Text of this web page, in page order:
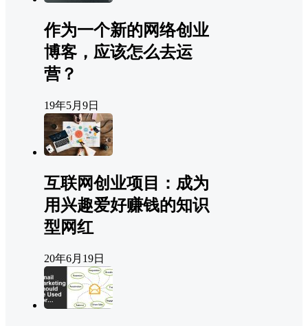
作为一个新的网络创业
博客，应该怎么去运
营？
19年5月9日
互联网创业项目：成为
用兴趣爱好赚钱的知识
型网红
20年6月19日